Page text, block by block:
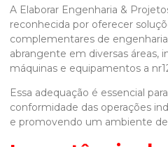
A Elaborar Engenharia &
reconhecida por oferecer
complementares de
abrangente em diversas áreas,
máquinas e equipamentos a
Essa adequação é essencial
conformidade das operações
e promovendo um ambiente